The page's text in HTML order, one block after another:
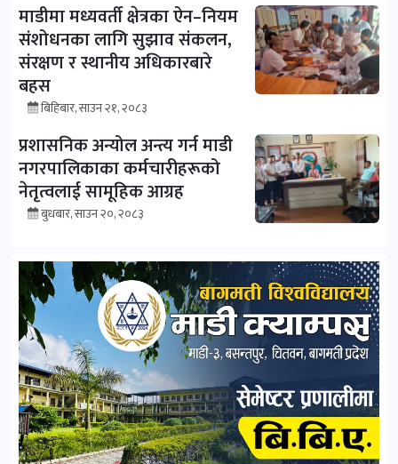
माडीमा मध्यवर्ती क्षेत्रका ऐन–नियम
संशोधनका लागि सुझाव संकलन,
संरक्षण र स्थानीय अधिकारबारे
बहस
बिहिबार, साउन २१, २०८३
प्रशासनिक अन्योल अन्त्य गर्न माडी
नगरपालिकाका कर्मचारीहरूको
नेतृत्वलाई सामूहिक आग्रह
बुधबार, साउन २०, २०८३